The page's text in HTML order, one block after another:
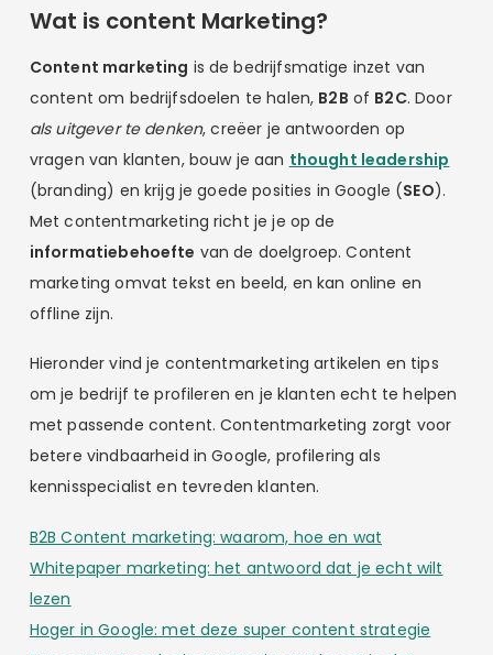
Wat is content Marketing?
Content marketing is de bedrijfsmatige inzet van
content om bedrijfsdoelen te halen, B2B of B2C. Door
als uitgever te denken, creëer je antwoorden op
vragen van klanten, bouw je aan thought leadership
(branding) en krijg je goede posities in Google (SEO).
Met contentmarketing richt je je op de
informatiebehoefte van de doelgroep. Content
marketing omvat tekst en beeld, en kan online en
offline zijn.
Hieronder vind je contentmarketing artikelen en tips
om je bedrijf te profileren en je klanten echt te helpen
met passende content. Contentmarketing zorgt voor
betere vindbaarheid in Google, profilering als
kennisspecialist en tevreden klanten.
B2B Content marketing: waarom, hoe en wat
Whitepaper marketing: het antwoord dat je echt wilt
lezen
Hoger in Google: met deze super content strategie